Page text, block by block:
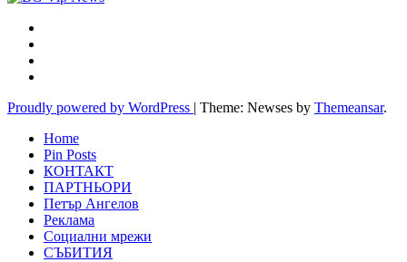
Proudly powered by WordPress | Theme: Newses by Themeansar.
Home
Pin Posts
КОНТАКТ
ПАРТНЬОРИ
Петър Ангелов
Реклама
Социални мрежи
СЪБИТИЯ